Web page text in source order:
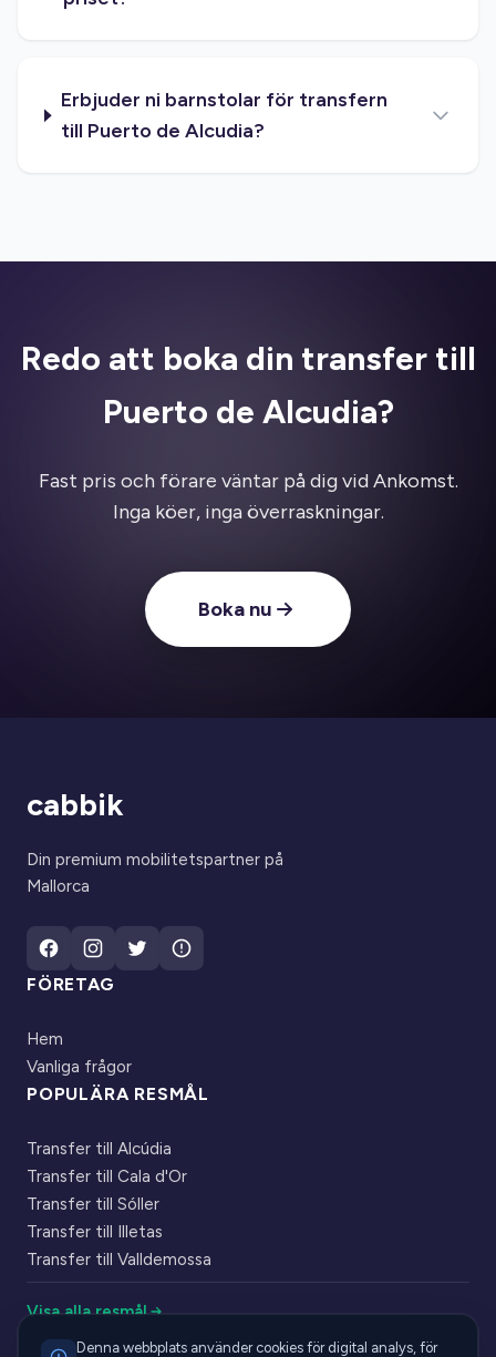
Erbjuder ni barnstolar för transfern
till Puerto de Alcudia?
Redo att boka din transfer till
Puerto de Alcudia?
Fast pris och förare väntar på dig vid Ankomst.
Inga köer, inga överraskningar.
Boka nu
cabbik
Din premium mobilitetspartner på
Mallorca
FÖRETAG
Hem
Vanliga frågor
POPULÄRA RESMÅL
Transfer till Alcúdia
Transfer till Cala d'Or
Transfer till Sóller
Transfer till Illetas
Transfer till Valldemossa
Visa alla resmål
Denna webbplats använder cookies för digital analys, för